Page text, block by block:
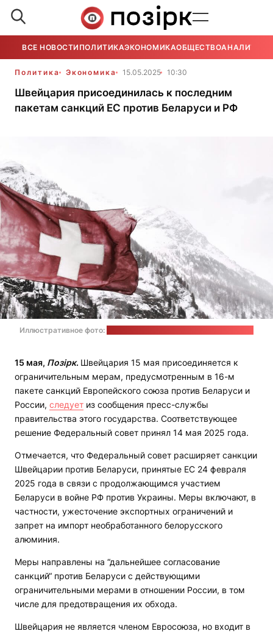
ВСЕ НОВОСТИ ПОЛИТИКАЭКОНОМИКАОБЩЕСТВОАНАЛИТИКА
Политика Экономика 15.05.2025 10:30
Швейцария присоединилась к последним
пакетам санкций ЕС против Беларуси и РФ
Иллюстративное фото:
15 мая, Позірк. Швейцария 15 мая присоединяется к
ограничительным мерам, предусмотренным в 16-м
пакете санкций Европейского союза против Беларуси и
России, следует из сообщения пресс-службы
правительства этого государства. Соответствующее
решение Федеральный совет принял 14 мая 2025 года.
Отмечается, что Федеральный совет расширяет санкции
Швейцарии против Беларуси, принятые ЕС 24 февраля
2025 года в связи с продолжающимся участием
Беларуси в войне РФ против Украины. Меры включают, в
частности, ужесточение экспортных ограничений и
запрет на импорт необработанного белорусского
алюминия.
Меры направлены на “дальнейшее согласование
санкций“ против Беларуси с действующими
ограничительными мерами в отношении России, в том
числе для предотвращения их обхода.
Швейцария не является членом Евросоюза, но входит в